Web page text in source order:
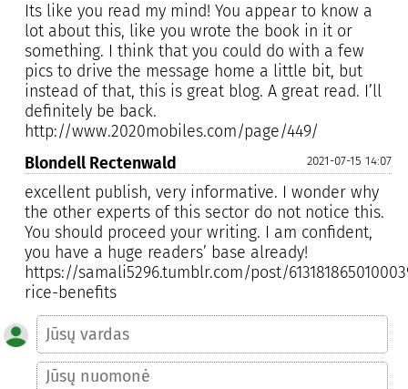
Its like you read my mind! You appear to know a
lot about this, like you wrote the book in it or
something. I think that you could do with a few
pics to drive the message home a little bit, but
instead of that, this is great blog. A great read. I’ll
definitely be back.
http://www.2020mobiles.com/page/449/
2021-07-15 14:07
Blondell Rectenwald
excellent publish, very informative. I wonder why
the other experts of this sector do not notice this.
You should proceed your writing. I am confident,
you have a huge readers’ base already!
https://samali5296.tumblr.com/post/
rice-benefits